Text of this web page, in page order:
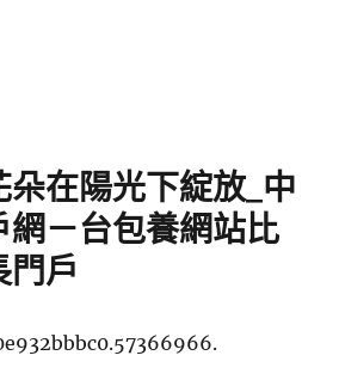
朵在陽光下綻放_中
網－台包養網站比
門戶